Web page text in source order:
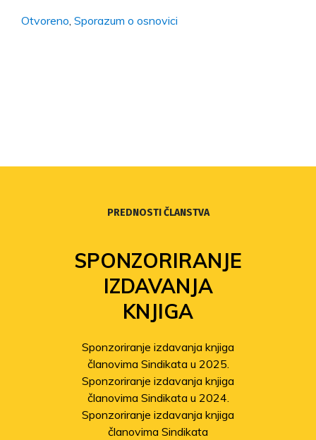
Otvoreno, Sporazum o osnovici
PREDNOSTI ČLANSTVA
SPONZORIRANJE
IZDAVANJA
KNJIGA
Sponzoriranje izdavanja knjiga
članovima Sindikata u 2025.
Sponzoriranje izdavanja knjiga
članovima Sindikata u 2024.
Sponzoriranje izdavanja knjiga
članovima Sindikata